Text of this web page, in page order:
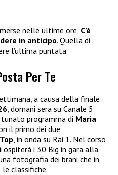
nelle ultime ore, C’è
in anticipo. Quella di
l’ultima puntata.
Per Te
a causa della finale
, domani sera su Canale 5
programma di Maria
il primo dei due
, in onda su Rai 1. Nel corso
ospiterà i 30 Big in gara alla
fotografia dei brani che in
classifiche.